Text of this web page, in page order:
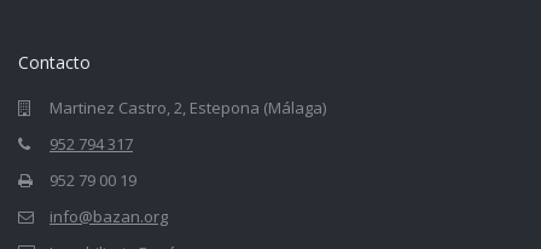
Contacto
Martinez Castro, 2, Estepona (Málaga)
952 794 317
952 79 00 19
info@bazan.org